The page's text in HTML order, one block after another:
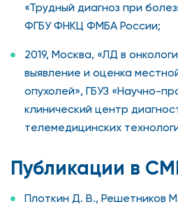
«Трудный диагноз при
ФГБУ ФНКЦ ФМБА России;
2019, Москва, «ЛД в
выявление и оценка
опухолей», ГБУЗ «Научно-
клинический центр
телемедицинских
Публикации в
Плоткин Д. В., Решетников